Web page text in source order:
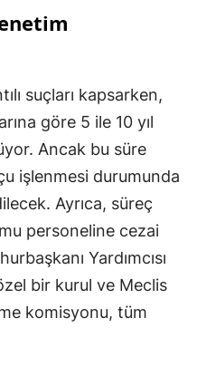
suçları kapsarken,
göre 5 ile 10 yıl
Ancak bu süre
işlenmesi durumunda
Ayrıca, süreç
personeline cezai
Yardımcısı
bir kurul ve Meclis
komisyonu, tüm